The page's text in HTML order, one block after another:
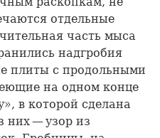
отдельные
часть мыса
надгробия
плиты с продольными
на одном конце
в которой сделана
них — узор из